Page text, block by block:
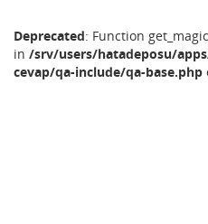
Deprecated: Function
in /srv/users/hatadeposu/
cevap/qa-include/qa-base.php